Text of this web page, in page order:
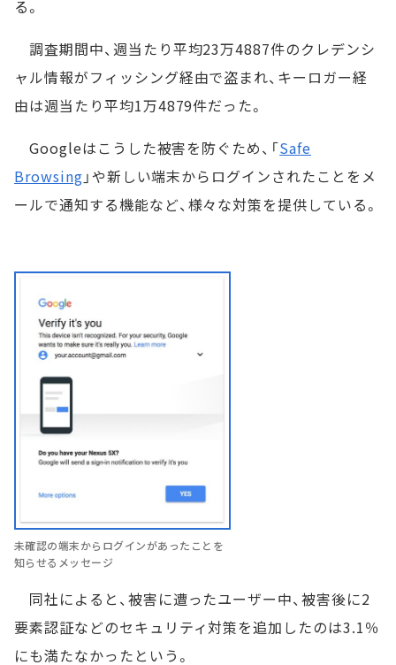
る。
調査期間中、週当たり平均23万4887件のクレデンシ
ャル情報がフィッシング経由で盗まれ、キーロガー経
由は週当たり平均1万4879件だった。
Googleはこうした被害を防ぐため、「Safe
Browsing 」や新しい端末からログインされたことをメ
ールで通知する機能など、様々な対策を提供している。
未確認の端末からログインがあったことを
知らせるメッセージ
同社によると、被害に遭ったユーザー中、被害後に2
要素認証などのセキュリティ対策を追加したのは3.1％
にも満たなかったという。